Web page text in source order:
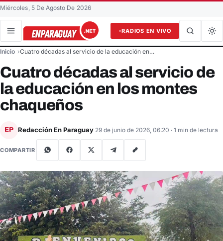
Miércoles, 5 De Agosto De 2026
RADIOS EN VIVO
Buscar en el sitio
Inicio Cuatro décadas al servicio de la educación en…
Cuatro décadas al servicio de
la educación en los montes
chaqueños
EP Redacción En Paraguay 29 de junio de 2026, 06:20 · 1 min de lectura
COMPARTIR